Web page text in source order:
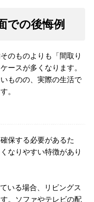
での後悔例
のものよりも「間取り
ースが多くなります。
ものの、実際の生活で
。
保する必要があるた
なりやすい特徴があり
いる場合、リビングス
。ソファやテレビの配